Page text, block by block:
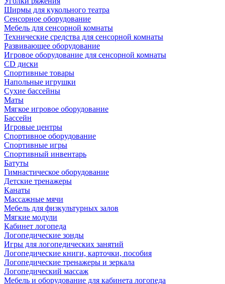
Ширмы для кукольного театра
Сенсорное оборудование
Мебель для сенсорной комнаты
Технические средства для сенсорной комнаты
Развивающее оборудование
Игровое оборудование для сенсорной комнаты
CD диски
Спортивные товары
Напольные игрушки
Сухие бассейны
Маты
Мягкое игровое оборудование
Бассейн
Игровые центры
Спортивное оборудование
Спортивные игры
Спортивный инвентарь
Батуты
Гимнастическое оборудование
Детские тренажеры
Канаты
Массажные мячи
Мебель для физкультурных залов
Мягкие модули
Кабинет логопеда
Логопедические зонды
Игры для логопедических занятий
Логопедические книги, карточки, пособия
Логопедические тренажеры и зеркала
Логопедический массаж
Мебель и оборудование для кабинета логопеда